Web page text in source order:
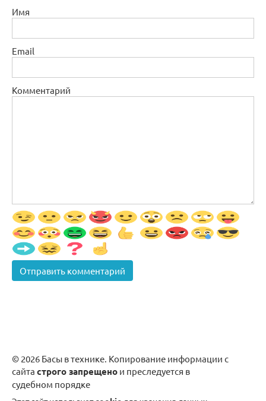
Имя
Email
Комментарий
© 2026 Басы в технике. Копирование информации с
сайта строго запрещено и преследуется в
судебном порядке